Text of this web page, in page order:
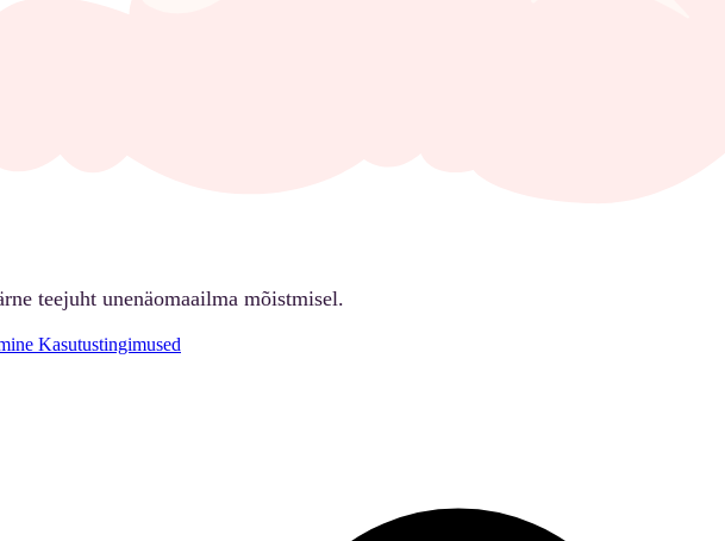
teejuht unenäomaailma mõistmisel.
Kasutustingimused